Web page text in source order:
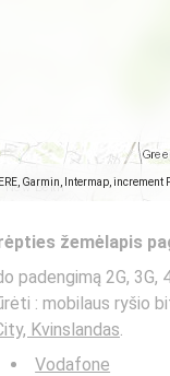
Garmin, Intermap, increment
žemėlapis
padengimą 2G, 3G,
: mobilaus ryšio
Kvinslandas.
Vodafone